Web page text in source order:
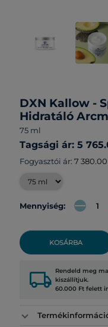
DXN Kallow -
Hidratáló
75 ml
Tagsági ár: 5
Fogyasztói ár: 7
Mennyiség:
KOSÁRBA
local_shipping Rendeld meg
kiszállítjuk.
60.000 Ft felett